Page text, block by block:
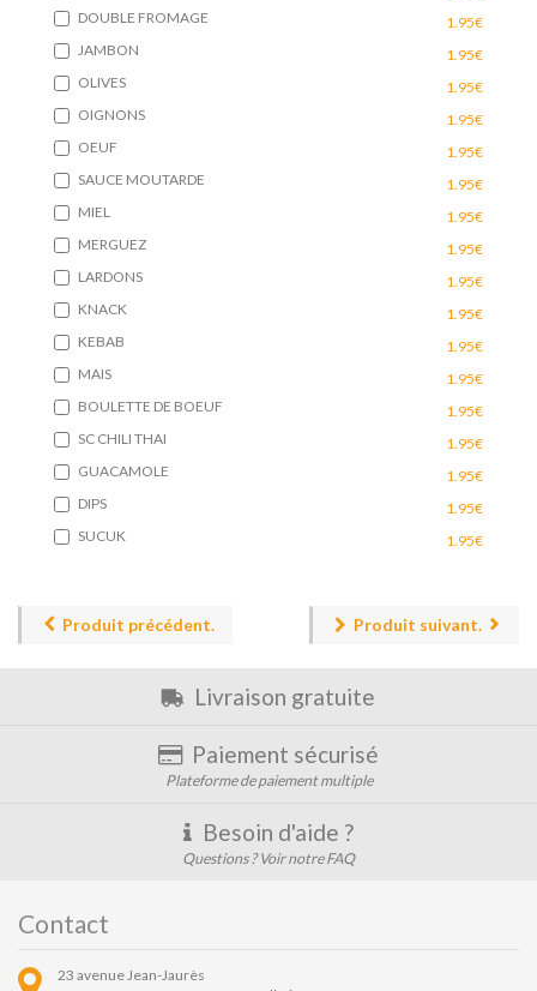
DOUBLE FROMAGE
1.95€
JAMBON
1.95€
OLIVES
1.95€
OIGNONS
1.95€
OEUF
1.95€
SAUCE MOUTARDE
1.95€
MIEL
1.95€
MERGUEZ
1.95€
LARDONS
1.95€
KNACK
1.95€
KEBAB
1.95€
MAIS
1.95€
BOULETTE DE BOEUF
1.95€
SC CHILI THAI
1.95€
GUACAMOLE
1.95€
DIPS
1.95€
SUCUK
1.95€
Produit précédent. Produit suivant.
Livraison gratuite
Paiement sécurisé
Plateforme de paiement multiple
Besoin d'aide ?
Questions ? Voir notre FAQ
Contact
23 avenue Jean-Jaurès